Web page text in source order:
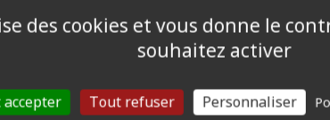
des cookies et vous donne le
souhaitez activer
Tout refuser Personnaliser